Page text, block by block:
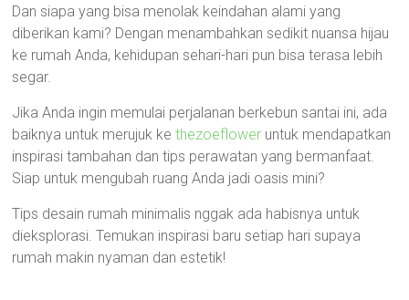
Dan siapa yang bisa menolak keindahan alami yang
diberikan kami? Dengan menambahkan sedikit nuansa hijau
ke rumah Anda, kehidupan sehari-hari pun bisa terasa lebih
segar.
Jika Anda ingin memulai perjalanan berkebun santai ini, ada
baiknya untuk merujuk kethezoeflower untuk mendapatkan
inspirasi tambahan dan tips perawatan yang bermanfaat.
Siap untuk mengubah ruang Anda jadi oasis mini?
Tips desain rumah minimalis nggak ada habisnya untuk
dieksplorasi. Temukan inspirasi baru setiap hari supaya
rumah makin nyaman dan estetik!